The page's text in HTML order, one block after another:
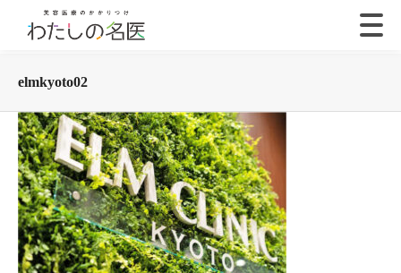
elmkyoto02